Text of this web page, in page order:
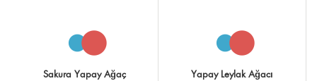
Sakura Yapay Ağaç Yapay Leylak Ağacı